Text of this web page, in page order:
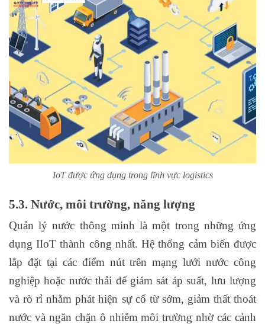
IoT được ứng dụng trong lĩnh vực logistics
5.3. Nước, môi trường, năng lượng
Quản lý nước thông minh là một trong những ứng
dụng IIoT thành công nhất. Hệ thống cảm biến được
lắp đặt tại các điểm nút trên mạng lưới nước công
nghiệp hoặc nước thải để giám sát áp suất, lưu lượng
và rò rỉ nhằm phát hiện sự cố từ sớm, giảm thất thoát
nước và ngăn chặn ô nhiễm môi trường nhờ các cảnh